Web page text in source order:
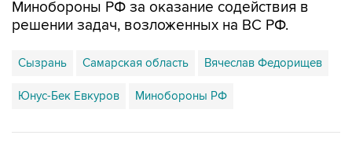
Минобороны РФ за оказание содействия в
решении задач, возложенных на ВС РФ.
Сызрань Самарская область Вячеслав Федорищев
Юнус-Бек Евкуров Минобороны РФ